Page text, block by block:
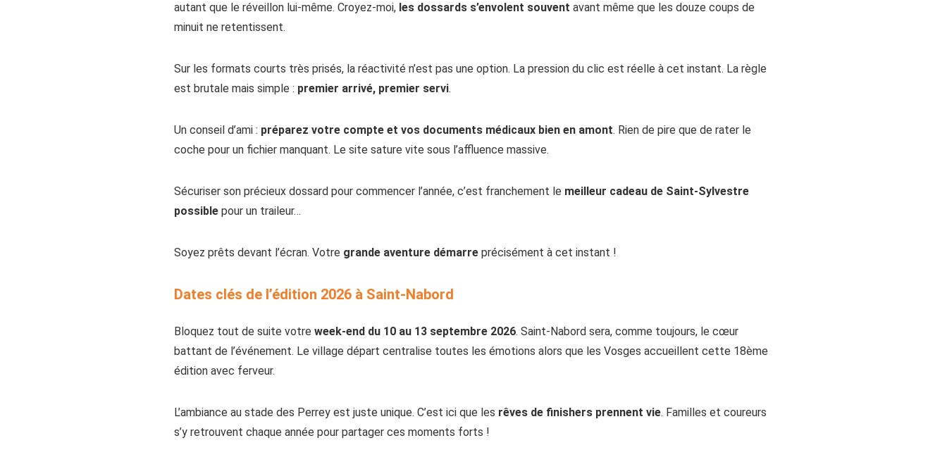
autant que le réveillon lui-même. Croyez-moi, les dossards s’envolent souvent avant même que les douze coups de
minuit ne retentissent.
Sur les formats courts très prisés, la réactivité n’est pas une option. La pression du clic est réelle à cet instant. La règle
est brutale mais simple : premier arrivé, premier servi.
Un conseil d’ami : préparez votre compte et vos documents médicaux bien en amont. Rien de pire que de rater le
coche pour un fichier manquant. Le site sature vite sous l’affluence massive.
Sécuriser son précieux dossard pour commencer l’année, c’est franchement le meilleur cadeau de Saint-Sylvestre
possible pour un traileur…
Soyez prêts devant l’écran. Votre grande aventure démarre précisément à cet instant !
Dates clés de l’édition 2026 à Saint-Nabord
Bloquez tout de suite votre week-end du 10 au 13 septembre 2026. Saint-Nabord sera, comme toujours, le cœur
battant de l’événement. Le village départ centralise toutes les émotions alors que les Vosges accueillent cette 18ème
édition avec ferveur.
L’ambiance au stade des Perrey est juste unique. C’est ici que les rêves de finishers prennent vie. Familles et coureurs
s’y retrouvent chaque année pour partager ces moments forts !